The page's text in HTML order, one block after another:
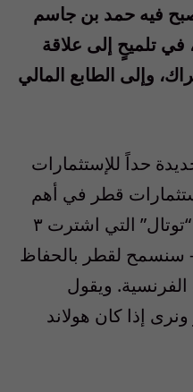
فيه حمد بن جاسم
تلميحٍ إلى علاقة
وإلى الطابع المالي
حداً للإستثمارات
قطر في أهم
الشركات الفرنسية- وبينها “توتال” التي اشترت ٣
سنسمح لقطر بالحفاظ
ويقول
إذا كان هولاند